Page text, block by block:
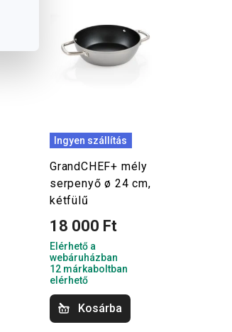
Ingyen szállítás
GrandCHEF+ mély
serpenyő ø 24 cm,
kétfülű
18 000 Ft
Elérhető a
webáruházban
12 márkaboltban
elérhető
Kosárba